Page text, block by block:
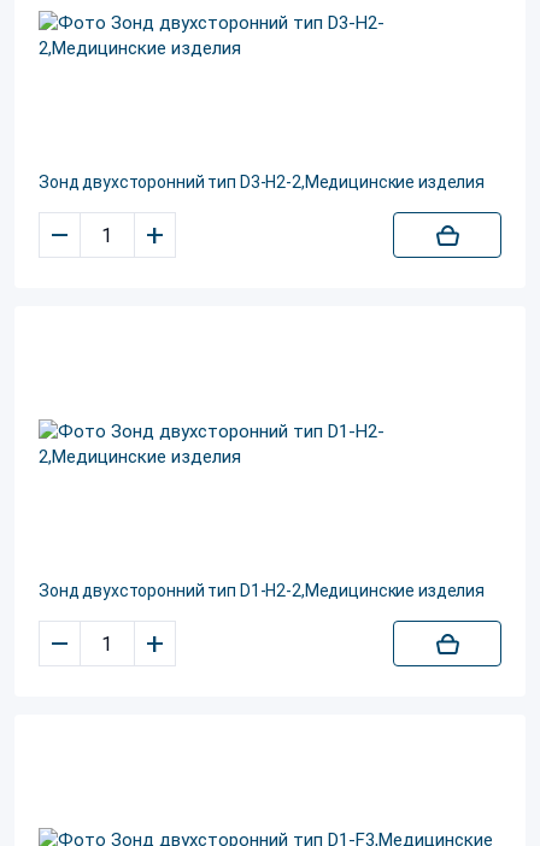
Зонд двухсторонний тип D3-Н2-2,Медицинские изделия
– +
Зонд двухсторонний тип D1-Н2-2,Медицинские изделия
– +